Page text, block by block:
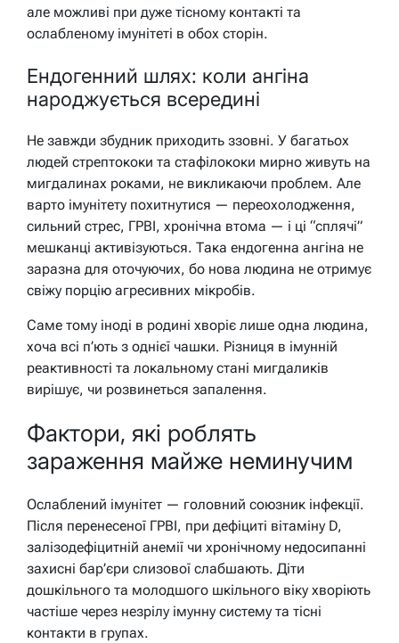
але можливі при дуже тісному контакті та
ослабленому імунітеті в обох сторін.
Ендогенний шлях: коли ангіна
народжується всередині
Не завжди збудник приходить ззовні. У багатьох
людей стрептококи та стафілококи мирно живуть на
мигдалинах роками, не викликаючи проблем. Але
варто імунітету похитнутися — переохолодження,
сильний стрес, ГРВІ, хронічна втома — і ці “сплячі”
мешканці активізуються. Така ендогенна ангіна не
заразна для оточуючих, бо нова людина не отримує
свіжу порцію агресивних мікробів.
Саме тому іноді в родині хворіє лише одна людина,
хоча всі п’ють з однієї чашки. Різниця в імунній
реактивності та локальному стані мигдаликів
вирішує, чи розвинеться запалення.
Фактори, які роблять
зараження майже неминучим
Ослаблений імунітет — головний союзник інфекції.
Після перенесеної ГРВІ, при дефіциті вітаміну D,
залізодефіцитній анемії чи хронічному недосипанні
захисні бар’єри слизової слабшають. Діти
дошкільного та молодшого шкільного віку хворіють
частіше через незрілу імунну систему та тісні
контакти в групах.